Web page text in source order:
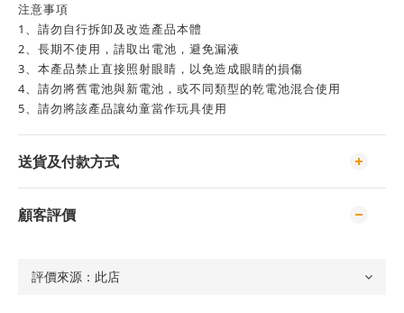
注意事項
1、請勿自行拆卸及改造產品本體
2、長期不使用，請取出電池，避免漏液
3、本產品禁止直接照射眼睛，以免造成眼睛的損傷
4、請勿將舊電池與新電池，或不同類型的乾電池混合使用
5、請勿將該產品讓幼童當作玩具使用
送貨及付款方式
顧客評價